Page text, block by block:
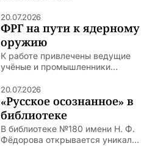
20.07.2026
ФРГ на пути к ядерному
оружию
К работе привлечены ведущие
учёные и промышленники...
20.07.2026
«Русское осознанное» в
библиотеке
В библиотеке №180 имени Н. Ф.
Фёдорова открывается уникал...